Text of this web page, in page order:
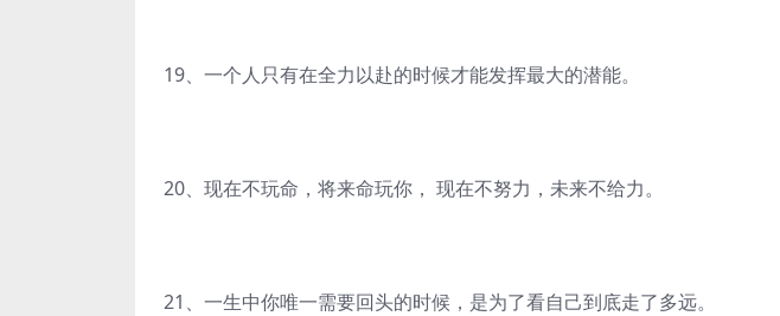
19、一个人只有在全力以赴的时候才能发挥最大的潜能。
20、现在不玩命，将来命玩你， 现在不努力，未来不给力。
21、一生中你唯一需要回头的时候，是为了看自己到底走了多远。